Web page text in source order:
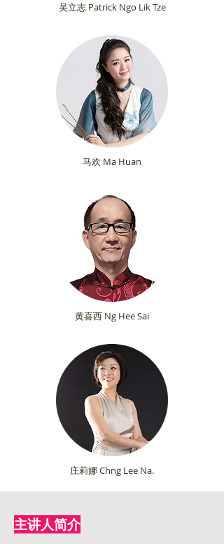
吴立志 Patrick Ngo Lik Tze
马欢 Ma Huan
黄喜西 Ng Hee Sai
庄莉娜Chng Lee Na.
​主讲人简介